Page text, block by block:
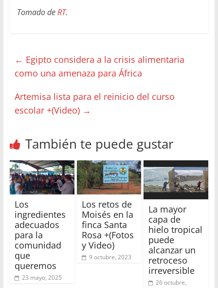
Tomado deRT.
← Egipto considera a la crisis alimentaria
como una amenaza para África
Artemisa lista para el reinicio del curso
escolar +(Video) →
También te puede gustar
Los
ingredientes
adecuados
para la
comunidad
que
queremos
23 mayo, 2025
Los retos de
Moisés en la
finca Santa
Rosa +(Fotos
y Video)
9 octubre, 2023
La mayor
capa de
hielo tropical
puede
alcanzar un
retroceso
irreversible
26 octubre,